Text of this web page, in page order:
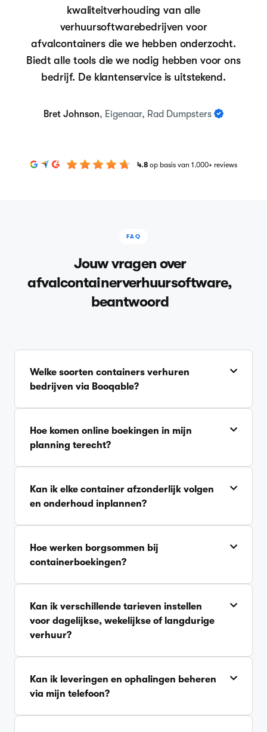
kwaliteitverhouding van alle
verhuursoftwarebedrijven voor
afvalcontainers die we hebben onderzocht.
Biedt alle tools die we nodig hebben voor ons
bedrijf. De klantenservice is uitstekend.
Bret Johnson, Eigenaar, Rad Dumpsters
4.8 op basis van 1.000+ reviews
FAQ
Jouw vragen over
afvalcontainerverhuursoftware,
beantwoord
Welke soorten containers verhuren
bedrijven via Booqable?
Hoe komen online boekingen in mijn
planning terecht?
Kan ik elke container afzonderlijk volgen
en onderhoud inplannen?
Hoe werken borgsommen bij
containerboekingen?
Kan ik verschillende tarieven instellen
voor dagelijkse, wekelijkse of langdurige
verhuur?
Kan ik leveringen en ophalingen beheren
via mijn telefoon?